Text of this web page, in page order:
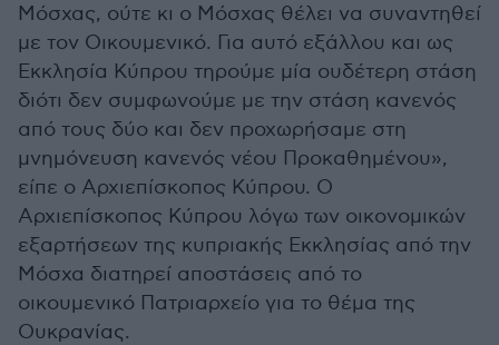
Μόσχας, ούτε κι ο Μόσχας θέλει να συναντηθεί
με τον Οικουμενικό. Για αυτό εξάλλου και ως
Εκκλησία Κύπρου τηρούμε μία ουδέτερη στάση
διότι δεν συμφωνούμε με την στάση κανενός
από τους δύο και δεν προχωρήσαμε στη
μνημόνευση κανενός νέου Προκαθημένου»,
είπε ο Αρχιεπίσκοπος Κύπρου. Ο
Αρχιεπίσκοπος Κύπρου λόγω των οικονομικών
εξαρτήσεων της κυπριακής Εκκλησίας από την
Μόσχα διατηρεί αποστάσεις από το
οικουμενικό Πατριαρχείο για το θέμα της
Ουκρανίας.